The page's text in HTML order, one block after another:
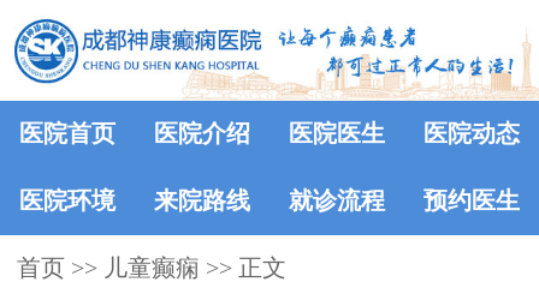
医院首页 医院介绍 医院医生 医院动态
医院环境 来院路线 就诊流程 预约医生
首页 >> 儿童癫痫 >> 正文